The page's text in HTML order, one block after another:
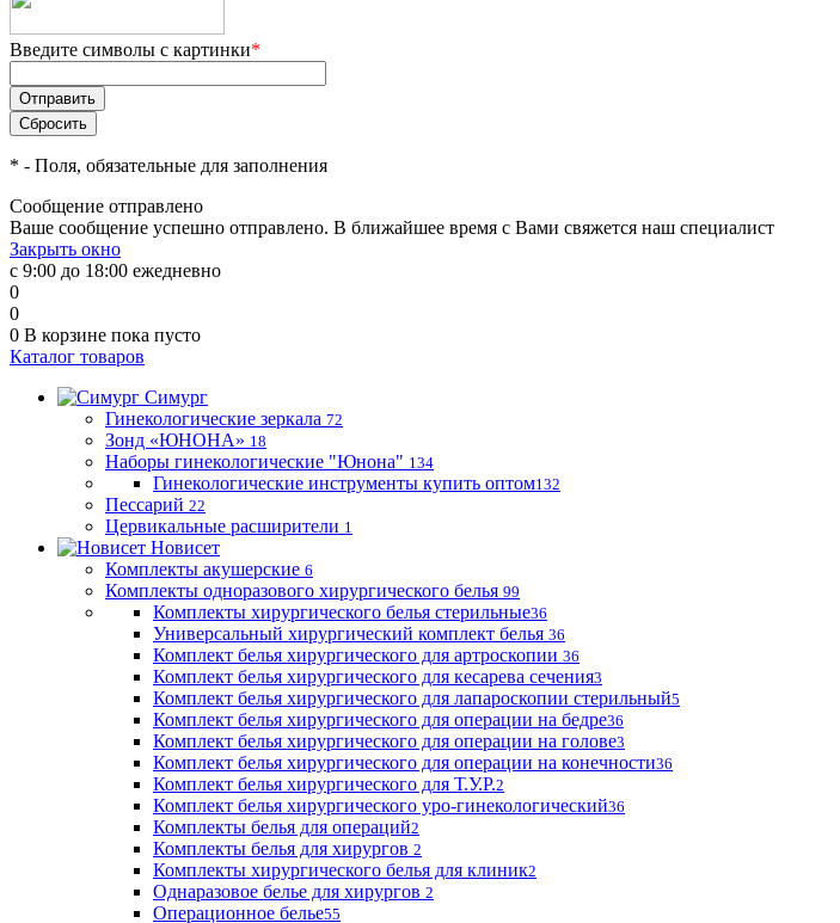
Введите символы с картинки*
* - Поля, обязательные для заполнения
Сообщение отправлено
Ваше сообщение успешно отправлено. В ближайшее время с Вами свяжется наш специалист
Закрыть окно
с 9:00 до 18:00 ежедневно
0
0
0 В корзине пока пусто
Каталог товаров
Симург
Гинекологические зеркала 72
Зонд «ЮНОНА» 18
Наборы гинекологические "Юнона" 134
Гинекологические инструменты купить оптом132
Пессарий 22
Цервикальные расширители 1
Новисет
Комплекты акушерские 6
Комплекты одноразового хирургического белья 99
Комплекты хирургического белья стерильные36
Универсальный хирургический комплект белья 36
Комплект белья хирургического для артроскопии 36
Комплект белья хирургического для кесарева сечения3
Комплект белья хирургического для лапароскопии стерильный5
Комплект белья хирургического для операции на бедре36
Комплект белья хирургического для операции на голове3
Комплект белья хирургического для операции на конечности36
Комплект белья хирургического для Т.У.Р.2
Комплект белья хирургического уро-гинекологический36
Комплекты белья для операций2
Комплекты белья для хирургов 2
Комплекты хирургического белья для клиник2
Однаразовое белье для хирургов 2
Операционное белье55